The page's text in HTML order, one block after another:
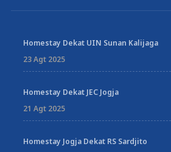
Homestay Dekat UIN Sunan Kalijaga
23 Agt 2025
Homestay Dekat JEC Jogja
21 Agt 2025
Homestay Jogja Dekat RS Sardjito